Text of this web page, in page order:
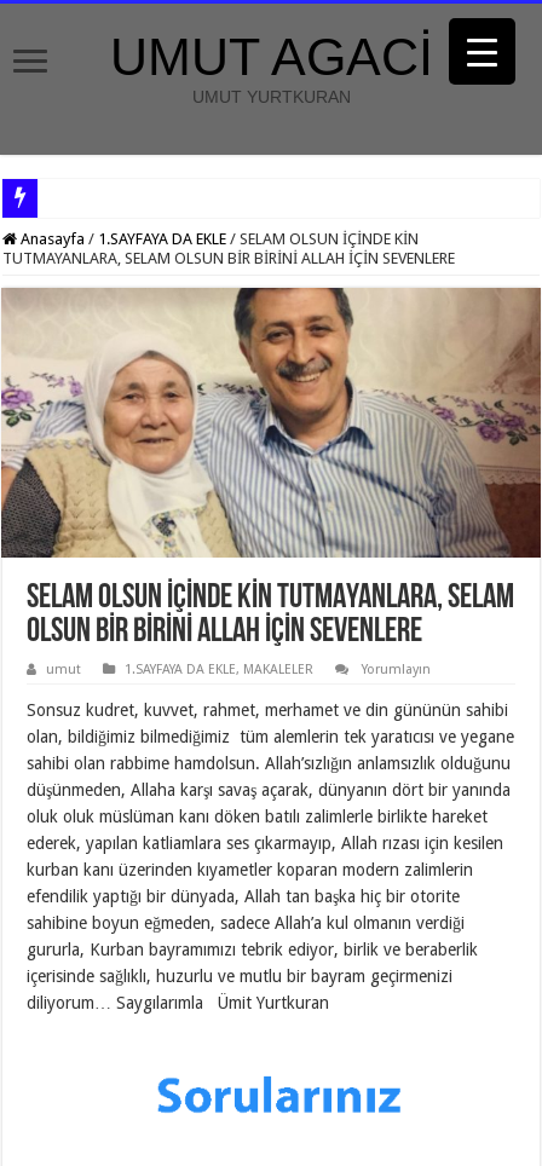
UMUT AGACİ
UMUT YURTKURAN
Anasayfa / 1.SAYFAYA DA EKLE / SELAM OLSUN İÇİNDE KİN
TUTMAYANLARA, SELAM OLSUN BİR BİRİNİ ALLAH İÇİN SEVENLERE
SELAM OLSUN İÇİNDE KİN TUTMAYANLARA, SELAM
OLSUN BİR BİRİNİ ALLAH İÇİN SEVENLERE
umut 1.SAYFAYA DA EKLE, MAKALELER Yorumlayın
Sonsuz kudret, kuvvet, rahmet, merhamet ve din gününün sahibi
olan, bildiğimiz bilmediğimiz tüm alemlerin tek yaratıcısı ve yegane
sahibi olan rabbime hamdolsun. Allah’sızlığın anlamsızlık olduğunu
düşünmeden, Allaha karşı savaş açarak, dünyanın dört bir yanında
oluk oluk müslüman kanı döken batılı zalimlerle birlikte hareket
ederek, yapılan katliamlara ses çıkarmayıp, Allah rızası için kesilen
kurban kanı üzerinden kıyametler koparan modern zalimlerin
efendilik yaptığı bir dünyada, Allah tan başka hiç bir otorite
sahibine boyun eğmeden, sadece Allah’a kul olmanın verdiği
gururla, Kurban bayramımızı tebrik ediyor, birlik ve beraberlik
içerisinde sağlıklı, huzurlu ve mutlu bir bayram geçirmenizi
diliyorum… Saygılarımla Ümit Yurtkuran